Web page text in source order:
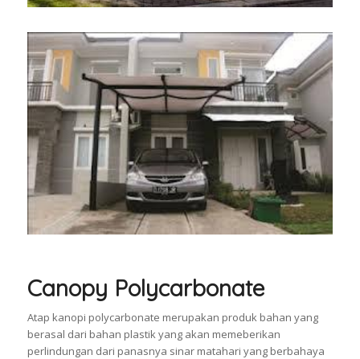
Canopy Polycarbonate
Atap kanopi polycarbonate merupakan produk bahan yang
berasal dari bahan plastik yang akan memeberikan
perlindungan dari panasnya sinar matahari yang berbahaya